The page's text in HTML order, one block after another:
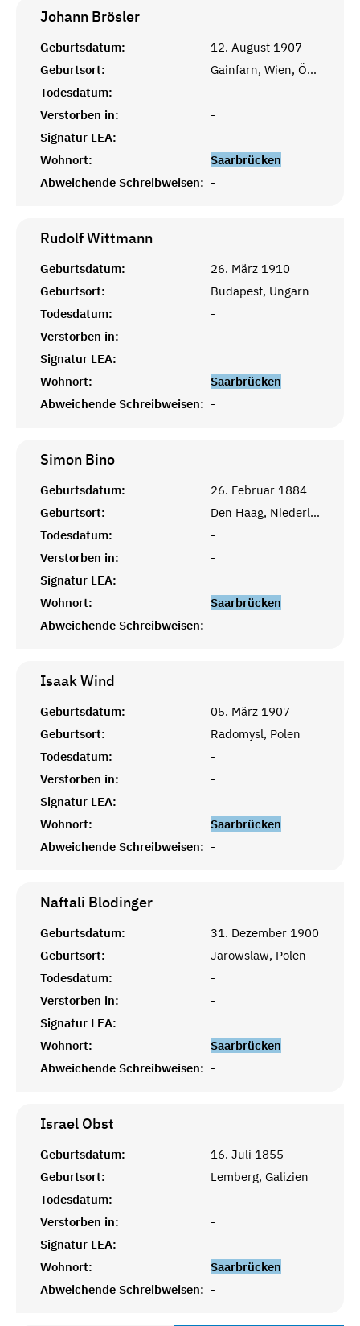
Johann Brösler
Geburtsdatum:
12. August 1907
Geburtsort:
Gainfarn, Wien, Österreich
Todesdatum:
-
Verstorben in:
-
Signatur LEA:
Wohnort:
Saarbrücken
Abweichende Schreibweisen: -
RudolfWittmann
Geburtsdatum:
26. März 1910
Geburtsort:
Budapest, Ungarn
Todesdatum:
-
Verstorben in:
-
Signatur LEA:
Wohnort:
Saarbrücken
Abweichende Schreibweisen: -
Simon Bino
Geburtsdatum:
26. Februar 1884
Geburtsort:
Den Haag, Niederlande
Todesdatum:
-
Verstorben in:
-
Signatur LEA:
Wohnort:
Saarbrücken
Abweichende Schreibweisen: -
IsaakWind
Geburtsdatum:
05. März 1907
Geburtsort:
Radomysl, Polen
Todesdatum:
-
Verstorben in:
-
Signatur LEA:
Wohnort:
Saarbrücken
Abweichende Schreibweisen: -
Naftali Blodinger
Geburtsdatum:
31. Dezember 1900
Geburtsort:
Jarowslaw, Polen
Todesdatum:
-
Verstorben in:
-
Signatur LEA:
Wohnort:
Saarbrücken
Abweichende Schreibweisen: -
Israel Obst
Geburtsdatum:
16. Juli 1855
Geburtsort:
Lemberg, Galizien
Todesdatum:
-
Verstorben in:
-
Signatur LEA:
Wohnort:
Saarbrücken
Abweichende Schreibweisen: -